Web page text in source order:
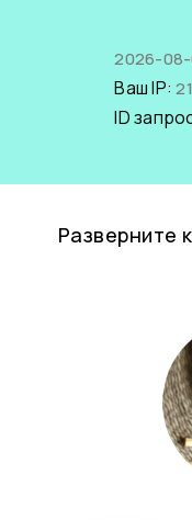
2026-08-
Ваш IP:
ID
Разверните